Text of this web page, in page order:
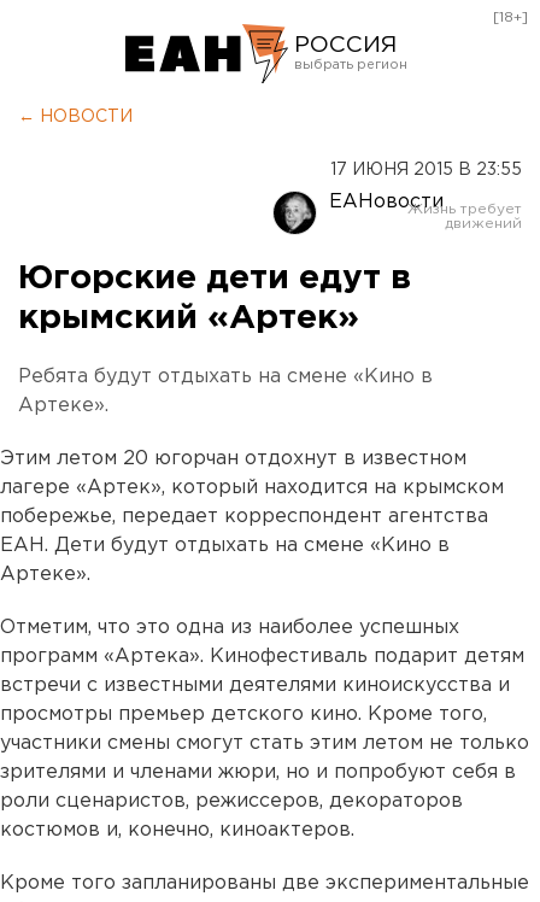
РОССИЯ
Оренбург
[18+]
← НОВОСТИ
17 ИЮНЯ 2015 В 23:55
ЕАНовости
Югорские дети едут в
крымский «Артек»
Ребята будут отдыхать на смене «Кино в
Артеке».
Этим летом 20 югорчан отдохнут в известном
лагере «Артек», который находится на крымском
побережье, передает корреспондент агентства
ЕАН. Дети будут отдыхать на смене «Кино в
Артеке».
Отметим, что это одна из наиболее успешных
программ «Артека». Кинофестиваль подарит детям
встречи с известными деятелями киноискусства и
просмотры премьер детского кино. Кроме того,
участники смены смогут стать этим летом не только
зрителями и членами жюри, но и попробуют себя в
роли сценаристов, режиссеров, декораторов
костюмов и, конечно, киноактеров.
Кроме того запланированы две экспериментальные